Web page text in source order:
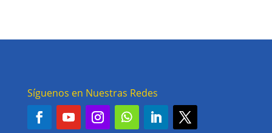
Síguenos en Nuestras Redes